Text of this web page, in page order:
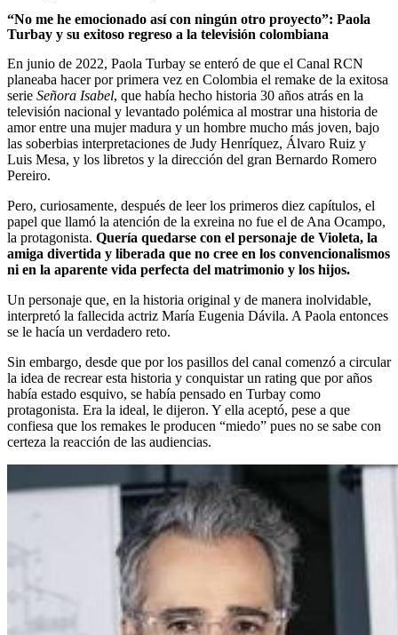
“No me he emocionado así con ningún otro proyecto”: Paola
Turbay y su exitoso regreso a la televisión colombiana
En junio de 2022, Paola Turbay se enteró de que el Canal RCN
planeaba hacer por primera vez en Colombia el remake de la exitosa
serie Señora Isabel, que había hecho historia 30 años atrás en la
televisión nacional y levantado polémica al mostrar una historia de
amor entre una mujer madura y un hombre mucho más joven, bajo
las soberbias interpretaciones de Judy Henríquez, Álvaro Ruiz y
Luis Mesa, y los libretos y la dirección del gran Bernardo Romero
Pereiro.
Pero, curiosamente, después de leer los primeros diez capítulos, el
papel que llamó la atención de la exreina no fue el de Ana Ocampo,
la protagonista. Quería quedarse con el personaje de Violeta, la
amiga divertida y liberada que no cree en los convencionalismos
ni en la aparente vida perfecta del matrimonio y los hijos.
Un personaje que, en la historia original y de manera inolvidable,
interpretó la fallecida actriz María Eugenia Dávila. A Paola entonces
se le hacía un verdadero reto.
Sin embargo, desde que por los pasillos del canal comenzó a circular
la idea de recrear esta historia y conquistar un rating que por años
había estado esquivo, se había pensado en Turbay como
protagonista. Era la ideal, le dijeron. Y ella aceptó, pese a que
confiesa que los remakes le producen “miedo” pues no se sabe con
certeza la reacción de las audiencias.